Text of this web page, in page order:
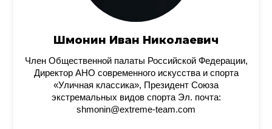
Шмонин Иван Николаевич
Член Общественной палаты Российской Федерации,
Директор АНО современного искусства и спорта
«Уличная классика», Президент Союза
экстремальных видов спорта Эл. почта:
shmonin@extreme-team.com